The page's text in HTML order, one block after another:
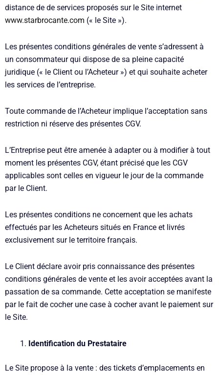
distance de de services proposés sur le Site internet
www.starbrocante.com (« le Site »).
Les présentes conditions générales de vente s’adressent à
un consommateur qui dispose de sa pleine capacité
juridique (« le Client ou l’Acheteur ») et qui souhaite acheter
les services de l’entreprise.
Toute commande de l’Acheteur implique l’acceptation sans
restriction ni réserve des présentes CGV.
L’Entreprise peut être amenée à adapter ou à modifier à tout
moment les présentes CGV, étant précisé que les CGV
applicables sont celles en vigueur le jour de la commande
par le Client.
Les présentes conditions ne concernent que les achats
effectués par les Acheteurs situés en France et livrés
exclusivement sur le territoire français.
Le Client déclare avoir pris connaissance des présentes
conditions générales de vente et les avoir acceptées avant la
passation de sa commande. Cette acceptation se manifeste
par le fait de cocher une case à cocher avant le paiement sur
le Site.
Identification du Prestataire
Le Site propose à la vente : des tickets d’emplacements en